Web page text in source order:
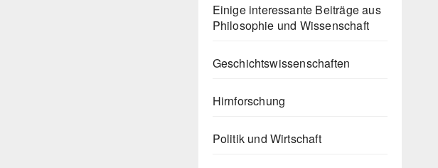
Einige interessante Beiträge aus
Philosophie und Wissenschaft
Geschichtswissenschaften
Hirnforschung
Politik und Wirtschaft